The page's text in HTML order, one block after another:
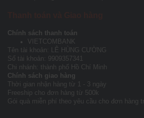
Chính sách thanh toán
VIETCOMBANK
Tên tài khoản: LÊ HÙNG CƯỜNG
Số tài khoản: 9909357341
Chi nhánh: thành phố Hồ Chí Minh
Chính sách giao hàng
Thời gian nhận hàng từ 1 - 3 ngày
Freeship cho đơn hàng từ 500k
Gói quà miễn phí theo yêu cầu cho đơn hàng